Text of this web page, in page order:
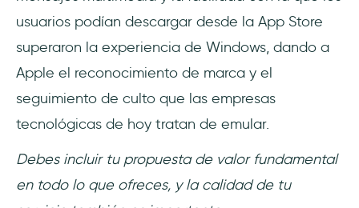
usuarios podían descargar desde la App Store
superaron la experiencia de Windows, dando a
Apple el reconocimiento de marca y el
seguimiento de culto que las empresas
tecnológicas de hoy tratan de emular.
Debes incluir tu propuesta de valor fundamental
en todo lo que ofreces, y la calidad de tu